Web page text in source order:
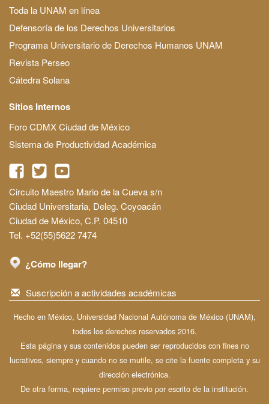
Toda la UNAM en línea
Defensoría de los Derechos Universitarios
Programa Universitario de Derechos Humanos UNAM
Revista Perseo
Cátedra Solana
Sitios Internos
Foro CDMX Ciudad de México
Sistema de Productividad Académica
Circuito Maestro Mario de la Cueva s/n
Ciudad Universitaria, Deleg. Coyoacán
Ciudad de México, C.P. 04510
Tel. +52(55)5622 7474
¿Cómo llegar?
Suscripción a actividades académicas
Hecho en México, Universidad Nacional Autónoma de México (UNAM),
todos los derechos reservados 2016.
Esta página y sus contenidos pueden ser reproducidos con fines no
lucrativos, siempre y cuando no se mutile, se cite la fuente completa y su
dirección electrónica.
De otra forma, requiere permiso previo por escrito de la institución.